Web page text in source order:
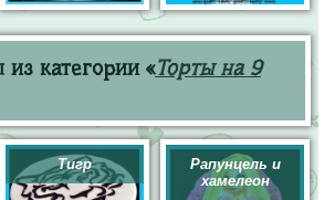
категории «Торты на 9
Тигр
Рапунцель и
хамелеон